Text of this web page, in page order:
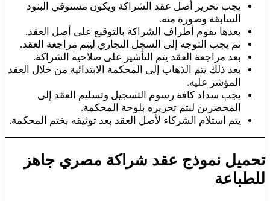
يجب تحرير أصل عقد الشراكة ويكون مستوفي البنود
السابقة وصورة منه.
بعدها يقوم أطراف الشراكة بالتوقيع على أصل العقد.
ثم يجب التوجه إلى السجل التجاري ليتم مراجعة العقد.
بعد مراجعة العقد يتم التأشير على صلاحية الشراكة.
بعد ذلك يتم الذهاب إلى المحكمة الابتدائية من خلال العقد
المؤشر عليه.
يجب سداد كافة رسوم التسجيل وتسليم العقد إلى
المحضرين ليتم تحريره بلوحة المحكمة.
يتم استلام الشركاء لأصل العقد بعد توثيقه بختم المحكمة.
تحميل نموذج عقد شراكة مصري جاهز
للطباعة